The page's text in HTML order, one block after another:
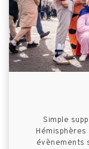
Simple
évènements